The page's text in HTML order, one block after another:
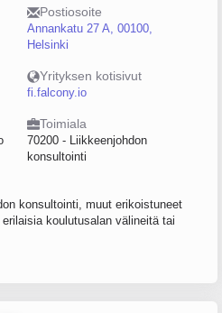
Postiosoite
Annankatu 27 A, 00100,
Helsinki
Yrityksen kotisivut
fi.falcony.io
Toimiala
70200 - Liikkeenjohdon
konsultointi
konsultointi, muut erikoistuneet
koulutusalan välineitä tai